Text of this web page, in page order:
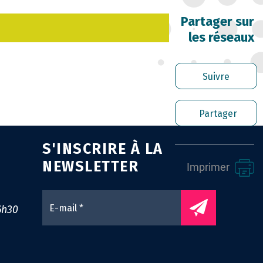
DES FONCTIONNAIRES
LES AGENTS CONTRACTUELS
ET PRÉVENTION DES RISQUES
ARCHIVAGE
Partager sur
les réseaux
Suivre
Partager
Imprimer
S'INSCRIRE À LA
NEWSLETTER